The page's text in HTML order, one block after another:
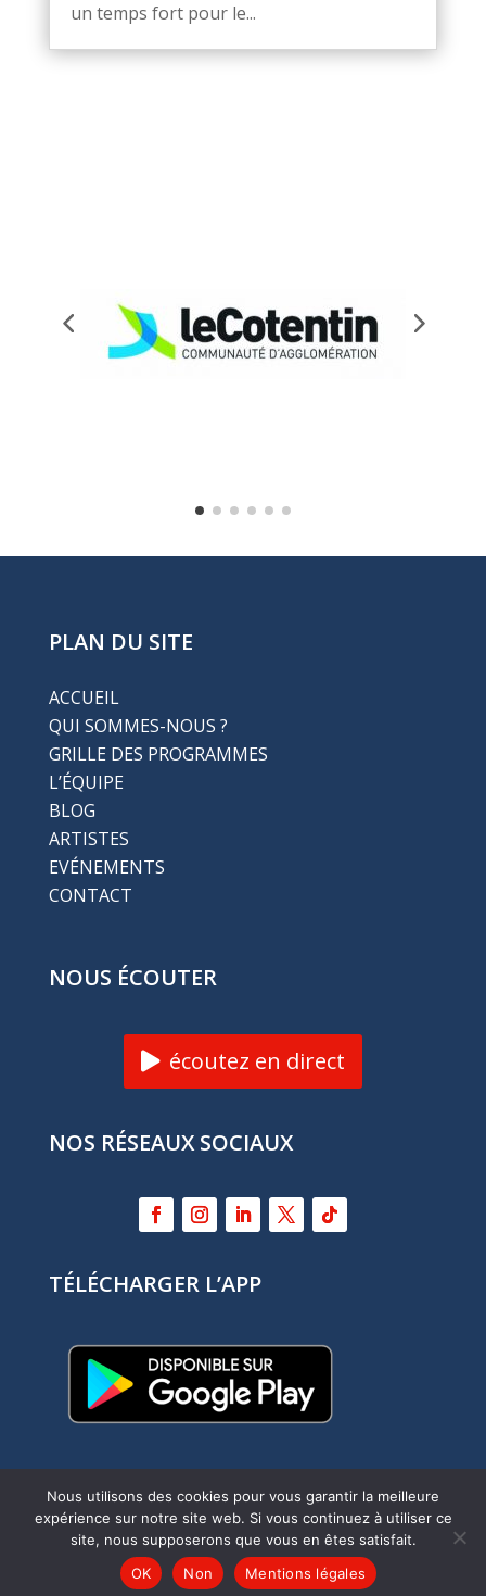
un temps fort pour le...
PLAN DU SITE
ACCUEIL
QUI SOMMES-NOUS ?
GRILLE DES PROGRAMMES
L’ÉQUIPE
BLOG
ARTISTES
EVÉNEMENTS
CONTACT
NOUS ÉCOUTER
écoutez en direct
NOS RÉSEAUX SOCIAUX
TÉLÉCHARGER L’APP
Refonte site internet : Myriam Corbet
Webcommunication–Mentions légales
Nous utilisons des cookies pour vous garantir la meilleure
expérience sur notre site web. Si vous continuez à utiliser ce
site, nous supposerons que vous en êtes satisfait.
OK
Non Mentions légales